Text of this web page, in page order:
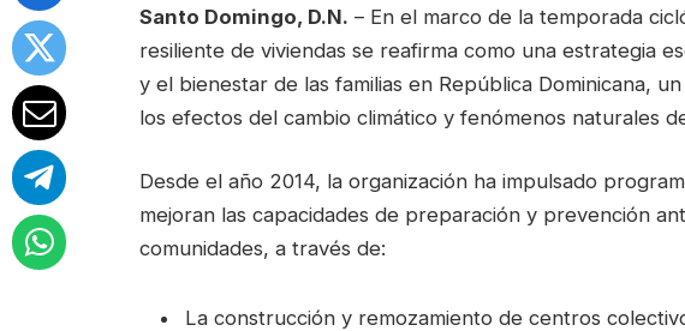
Santo Domingo, D.N. – En el marco de la temporada
resiliente de viviendas se reafirma como una estrategia
y el bienestar de las familias en República Dominicana,
los efectos del cambio climático y fenómenos naturales
Desde el año 2014, la organización ha impulsado
mejoran las capacidades de preparación y prevención
comunidades, a través de:
La construcción y remozamiento de centros